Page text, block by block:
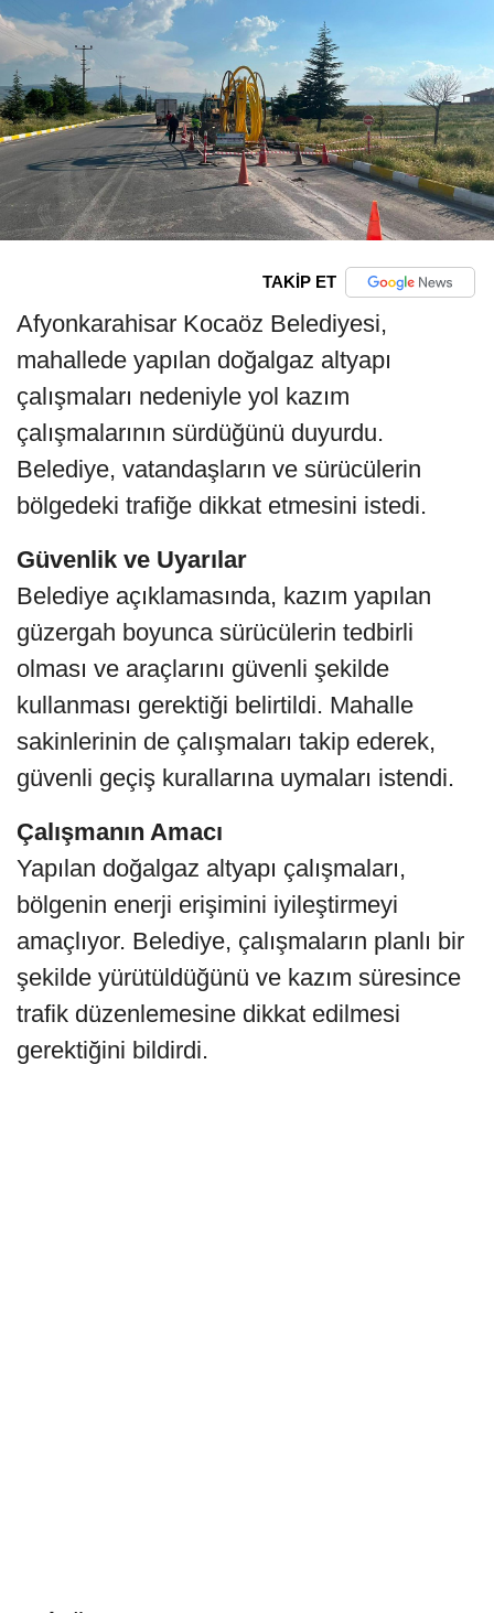
TAKİP ET
Afyonkarahisar Kocaöz Belediyesi,
mahallede yapılan doğalgaz altyapı
çalışmaları nedeniyle yol kazım
çalışmalarının sürdüğünü duyurdu.
Belediye, vatandaşların ve sürücülerin
bölgedeki trafiğe dikkat etmesini istedi.
Güvenlik ve Uyarılar
Belediye açıklamasında, kazım yapılan
güzergah boyunca sürücülerin tedbirli
olması ve araçlarını güvenli şekilde
kullanması gerektiği belirtildi. Mahalle
sakinlerinin de çalışmaları takip ederek,
güvenli geçiş kurallarına uymaları istendi.
Çalışmanın Amacı
Yapılan doğalgaz altyapı çalışmaları,
bölgenin enerji erişimini iyileştirmeyi
amaçlıyor. Belediye, çalışmaların planlı bir
şekilde yürütüldüğünü ve kazım süresince
trafik düzenlemesine dikkat edilmesi
gerektiğini bildirdi.